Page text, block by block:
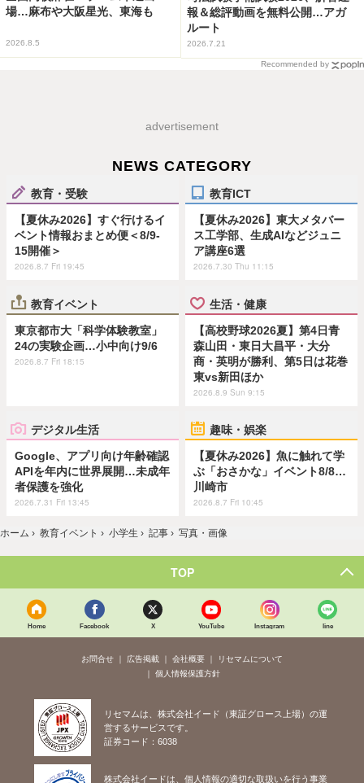
場…麻布や大阪星光、東海も
2026.8.5
報＆総評動画を無料公開…アガ
ルート
2026.7.21
Recommended by
advertisement
NEWS CATEGORY
教育・受験
【夏休み2026】すぐ行けるイ
ベント情報おまとめ便＜8/9-
15開催＞
2026.8.7 Fri 19:45
教育ICT
【夏休み2026】東大メタバー
ス工学部、生成AIなどジュニ
ア講座6選
2026.7.30 Thu 11:15
教育イベント
東京都市大「科学体験教室」
24の実験企画…小中向け9/6
2026.8.7 Fri 18:15
生活・健康
【高校野球2026夏】第4日青
森山田・東日大昌平・大分
商・英明が勝利、第5日は花巻
東vs新田ほか
2026.8.9 Sun 9:15
デジタル生活
Google、アプリ向け年齢確認
APIを年内に世界展開…未成年
者保護を強化
2026.7.31 Fri 13:45
趣味・娯楽
【夏休み2026】魚に触れて学
ぶ「おさかな」イベント8/8…
川崎市
2026.8.7 Fri 10:45
ホーム › 教育イベント › 小学生 › 記事 › 写真・画像
TOP
Home Facebook X YouTube Instagram line
お問合せ 広告掲載 会社概要
リセマムについて
個人情報保護方針
リセマムは、株式会社イード（東証グロース上場）の運
営するサービスです。
証券コード：6038
株式会社イードは、個人情報の適切な取扱いを行う事業